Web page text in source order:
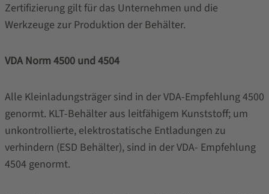
Zertifizierung gilt für das Unternehmen und die
Werkzeuge zur Produktion der Behälter.
VDA Norm 4500 und 4504
Alle Kleinladungsträger sind in der VDA-Empfehlung 4500
genormt. KLT-Behälter aus leitfähigem Kunststoff; um
unkontrollierte, elektrostatische Entladungen zu
verhindern (ESD Behälter), sind in der VDA- Empfehlung
4504 genormt.